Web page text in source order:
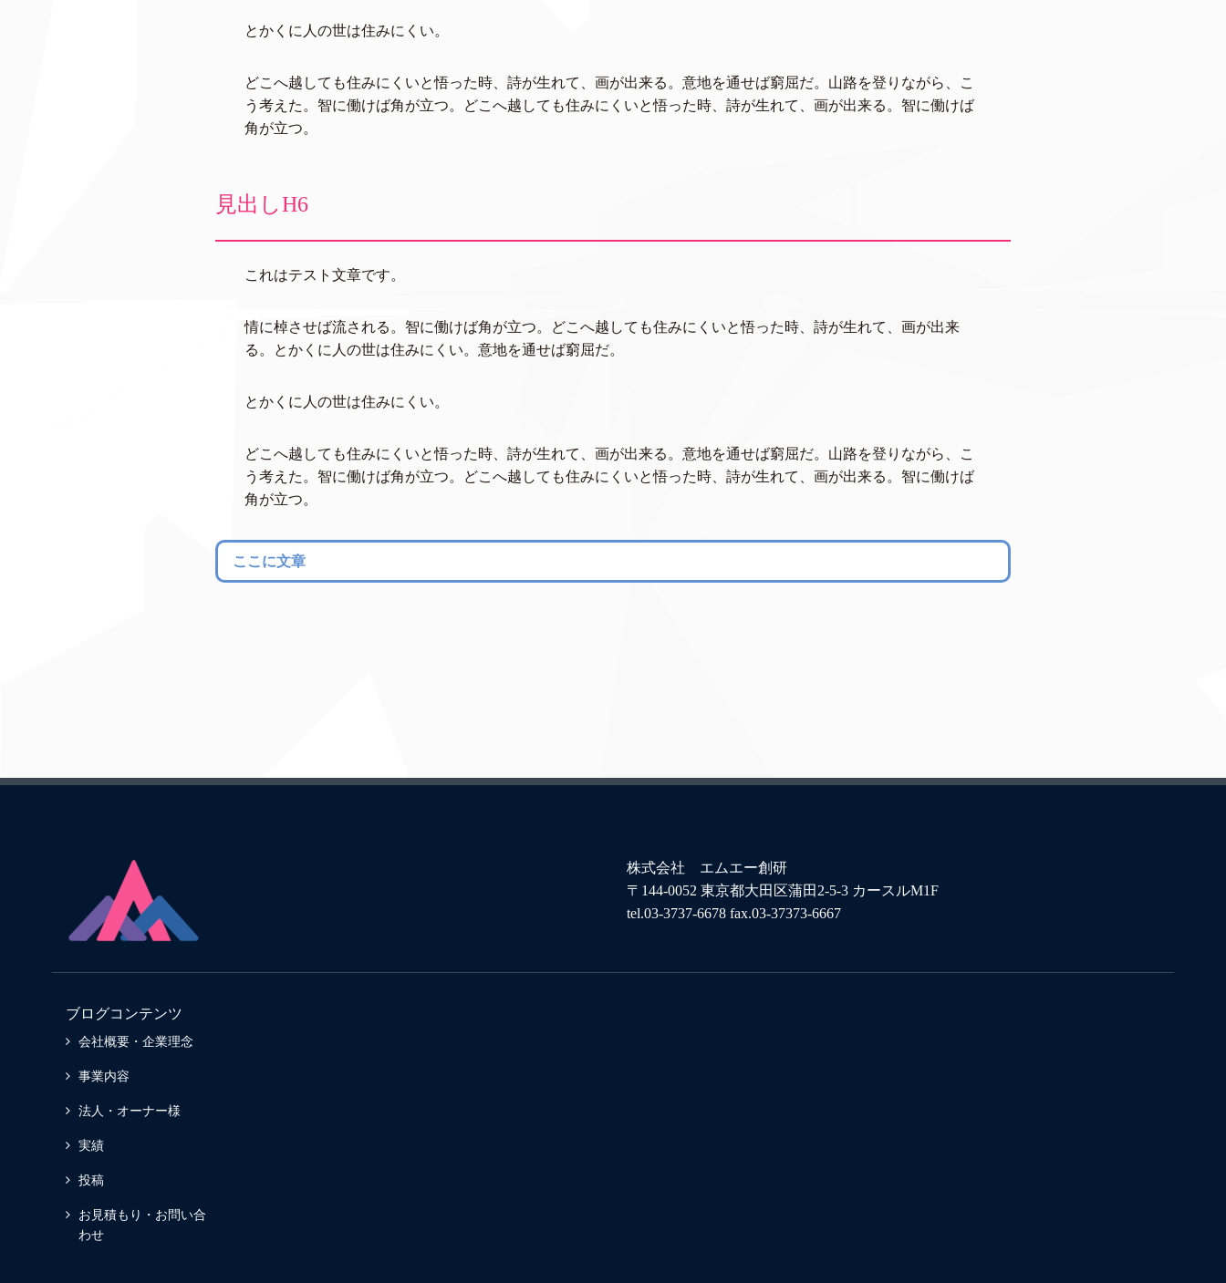
とかくに人の世は住みにくい。
どこへ越しても住みにくいと悟った時、詩が生れて、画が出来る。意地を通せば窮屈だ。山路を登りながら、こ
う考えた。智に働けば角が立つ。どこへ越しても住みにくいと悟った時、詩が生れて、画が出来る。智に働けば
角が立つ。
見出しH6
これはテスト文章です。
情に棹させば流される。智に働けば角が立つ。どこへ越しても住みにくいと悟った時、詩が生れて、画が出来
る。とかくに人の世は住みにくい。意地を通せば窮屈だ。
とかくに人の世は住みにくい。
どこへ越しても住みにくいと悟った時、詩が生れて、画が出来る。意地を通せば窮屈だ。山路を登りながら、こ
う考えた。智に働けば角が立つ。どこへ越しても住みにくいと悟った時、詩が生れて、画が出来る。智に働けば
角が立つ。
ここに文章
株式会社 エムエー創研
〒144-0052 東京都大田区蒲田2-5-3 カースルM1F
tel.03-3737-6678 fax.03-37373-6667
ブログコンテンツ
会社概要・企業理念
事業内容
法人・オーナー様
実績
投稿
お見積もり・お問い合
わせ